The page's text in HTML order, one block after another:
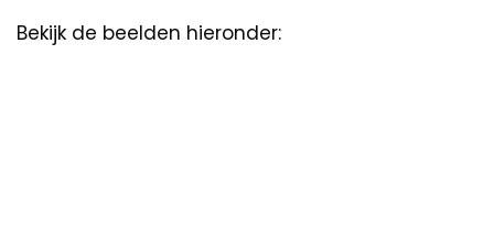
Bekijk de beelden hieronder: